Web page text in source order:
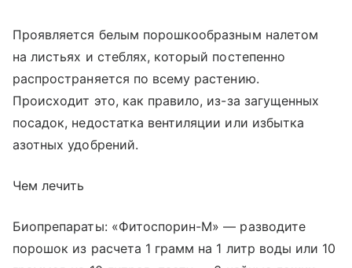
Проявляется белым порошкообразным налетом
на листьях и стеблях, который постепенно
распространяется по всему растению.
Происходит это, как правило, из-за загущенных
посадок, недостатка вентиляции или избытка
азотных удобрений.
Чем лечить
Биопрепараты: «Фитоспорин-М» — разводите
порошок из расчета 1 грамм на 1 литр воды или 10